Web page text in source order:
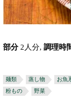
部分 2人分, 調理時
麺類 蒸し物 お魚
粉もの
野菜